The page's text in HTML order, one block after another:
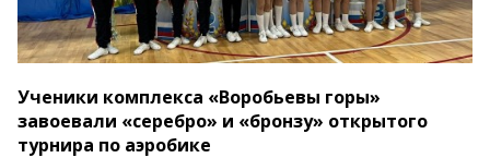
Ученики комплекса «Воробьевы горы»
завоевали «серебро» и «бронзу» открытого
турнира по аэробике